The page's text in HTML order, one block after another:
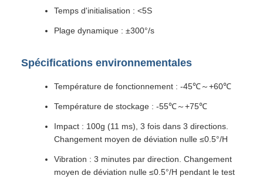
Temps d'initialisation : <5S
Plage dynamique : ±300°/s
Spécifications environnementales
Température de fonctionnement : -45℃～+60℃
Température de stockage : -55℃～+75℃
Impact : 100g (11 ms), 3 fois dans 3 directions.
Changement moyen de déviation nulle ≤0.5°/H
Vibration : 3 minutes par direction. Changement
moyen de déviation nulle ≤0.5°/H pendant le test